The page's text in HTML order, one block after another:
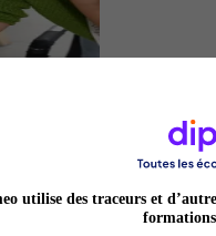
Entrepreneur
utilise des traceurs et